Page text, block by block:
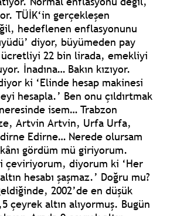
TÜİK‘in gerçekleşen
hedeflenen enflasyonunu
diyor, büyümeden pay
22 bin lirada, emekliyi
İnadına… Bakın kızıyor.
ki ‘Elinde hesap makinesi
hesapla.’ Ben onu çıldırtmak
isem… Trabzon
Artvin Artvin, Urfa Urfa,
Edirne… Nerede olursam
gördüm mü giriyorum.
çeviriyorum, diyorum ki ‘Her
hesabı şaşmaz.’ Doğru mu?
2002’de en düşük
çeyrek altın alıyormuş. Bugün